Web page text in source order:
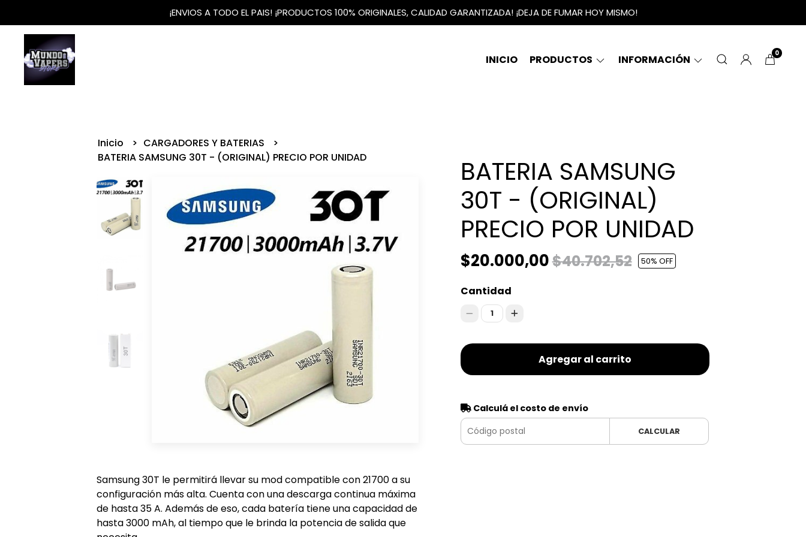
¡ENVIOS A TODO EL PAIS! ¡PRODUCTOS 100% ORIGINALES, CALIDAD GARANTIZADA! ¡DEJA DE FUMAR HOY MISMO!
INICIO PRODUCTOS INFORMACIÓN 0
Inicio
CARGADORES Y BATERIAS
BATERIA SAMSUNG 30T - (ORIGINAL) PRECIO POR UNIDAD
Samsung 30T le permitirá llevar su mod compatible con 21700 a su
configuración más alta. Cuenta con una descarga continua máxima
de hasta 35 A. Además de eso, cada batería tiene una capacidad de
hasta 3000 mAh, al tiempo que le brinda la potencia de salida que
BATERIA SAMSUNG
30T - (ORIGINAL)
PRECIO POR UNIDAD
$20.000,00$40.702,52 50% OFF
Cantidad
1
Agregar al carrito
Calculá el costo de envío
CALCULAR